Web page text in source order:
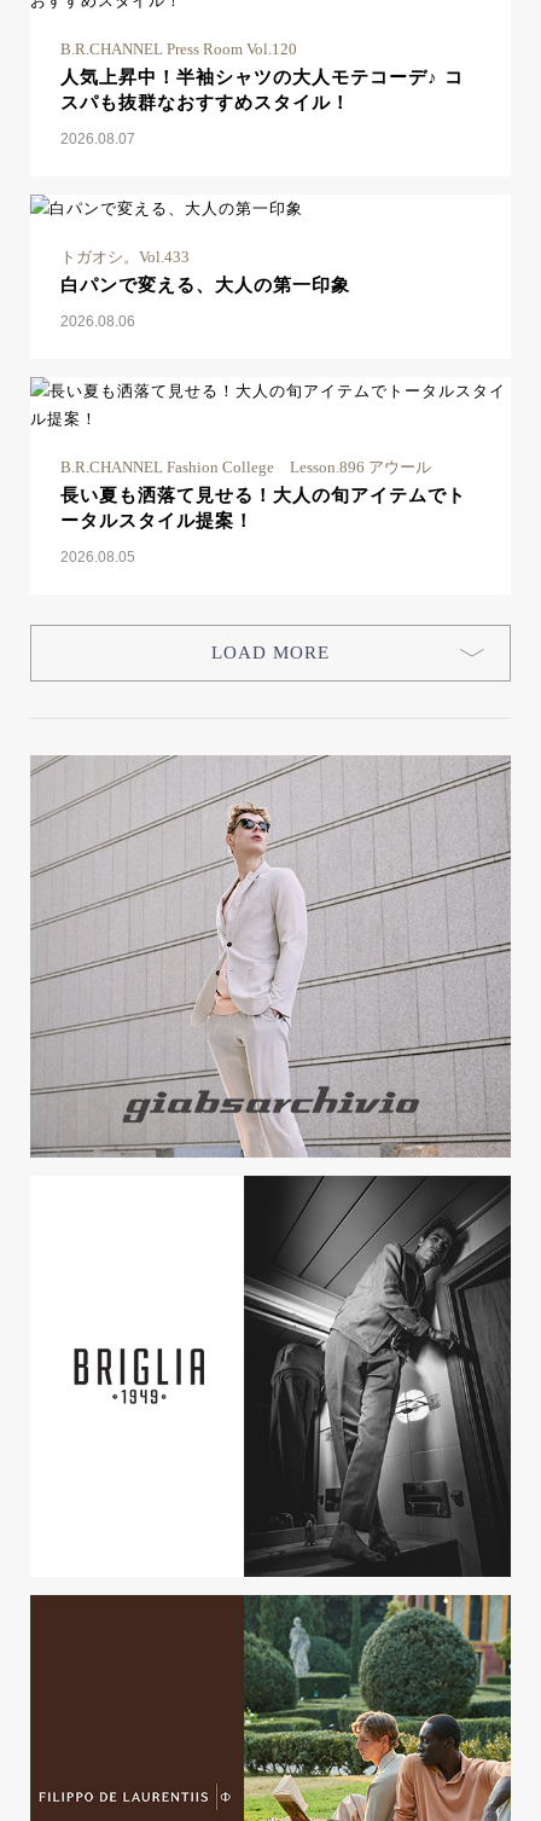
B.R.CHANNEL Press Room Vol.120
人気上昇中！半袖シャツの大人モテコーデ♪ コ
スパも抜群なおすすめスタイル！
2026.08.07
トガオシ。Vol.433
白パンで変える、大人の第一印象
2026.08.06
B.R.CHANNEL Fashion College Lesson.896 アウール
長い夏も洒落て見せる！大人の旬アイテムでト
ータルスタイル提案！
2026.08.05
LOAD MORE